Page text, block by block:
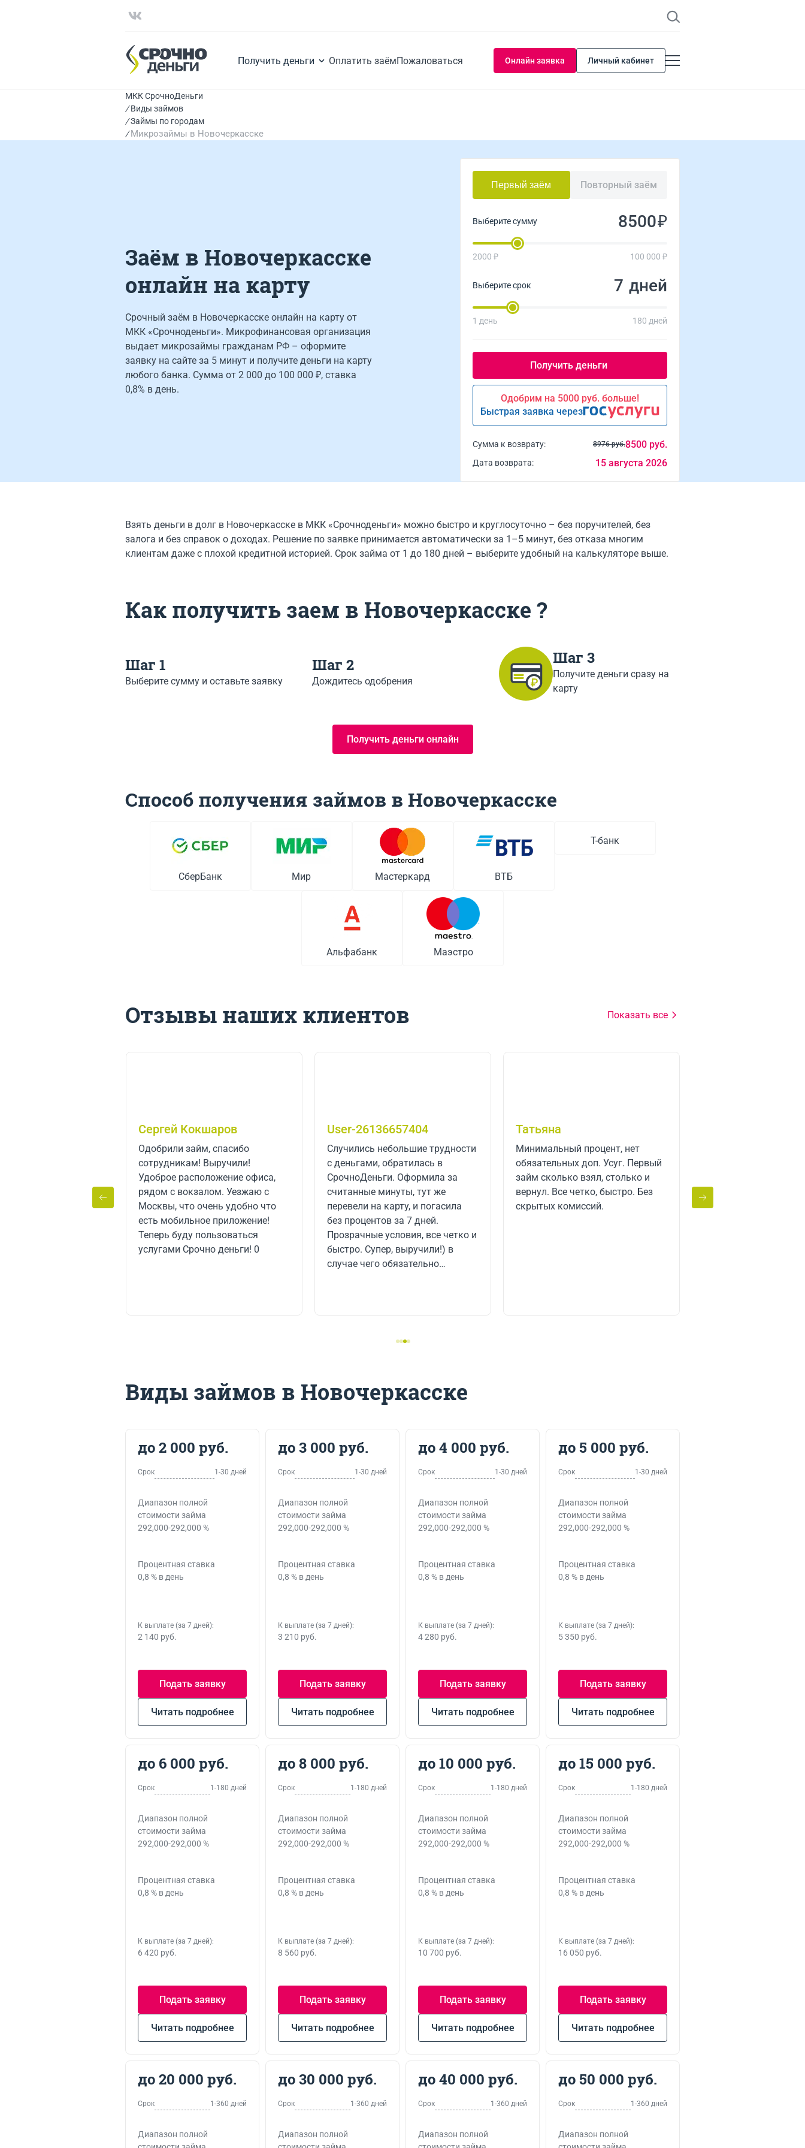
Получить деньги Оплатить заёмПожаловаться Онлайн заявка Личный кабинет
МКК СрочноДеньги
Виды займов
Займы по городам
Микрозаймы в Новочеркасске
Заём в Новочеркасске
онлайн на карту
Срочный заём в Новочеркасске онлайн на карту от
МКК «Срочноденьги». Микрофинансовая организация
выдает микрозаймы гражданам РФ – оформите
заявку на сайте за 5 минут и получите деньги на карту
любого банка. Сумма от 2 000 до 100 000 ₽, ставка
0,8% в день.
Первый заём Повторный заём
Выберите сумму ₽
2000 ₽ 100 000 ₽
Выберите срок дней
1 день 180 дней
Одобрим на 5000 руб. больше!
Быстрая заявка через
Сумма к возврату: 8500 руб.
8976 руб.
Дата возврата: 15 августа 2026
Взять деньги в долг в Новочеркасске в МКК «Срочноденьги» можно быстро и круглосуточно – без поручителей, без
залога и без справок о доходах. Решение по заявке принимается автоматически за 1–5 минут, без отказа многим
клиентам даже с плохой кредитной историей. Срок займа от 1 до 180 дней – выберите удобный на калькуляторе выше.
Как получить заем в Новочеркасске ?
Шаг 1
Выберите сумму и оставьте заявку
Шаг 2
Дождитесь одобрения
Шаг 3
Получите деньги сразу на
карту
Получить деньги онлайн
Способ получения займов в Новочеркасске
СберБанк Мир Мастеркард ВТБ
Т-банк
Альфабанк Маэстро
Отзывы наших клиентов Показать все
Сергей Кокшаров
Одобрили займ, спасибо
сотрудникам! Выручили!
Удоброе расположение офиса,
рядом с вокзалом. Уезжаю с
Москвы, что очень удобно что
есть мобильное приложение!
Теперь буду пользоваться
услугами Срочно деньги! 0
User-26136657404
Случились небольшие трудности
с деньгами, обратилась в
СрочноДеньги. Оформила за
считанные минуты, тут же
перевели на карту, и погасила
без процентов за 7 дней.
Прозрачные условия, все четко и
быстро. Супер, выручили!) в
случае чего обязательно
Татьяна
Минимальный процент, нет
обязательных доп. Усуг. Первый
займ сколько взял, столько и
вернул. Все четко, быстро. Без
скрытых комиссий.
рядом с вокзалом. Уезжаю с
Москвы, что очень
Виды займов в Новочеркасске
до 2 000 руб.
Срок 1-30 дней
Диапазон полной
стоимости займа
292,000-292,000 %
Процентная ставка
0,8 % в день
К выплате (за 7 дней):
2 140 руб.
Подать заявку
Читать подробнее
до 3 000 руб.
Срок 1-30 дней
Диапазон полной
стоимости займа
292,000-292,000 %
Процентная ставка
0,8 % в день
К выплате (за 7 дней):
3 210 руб.
Подать заявку
Читать подробнее
до 4 000 руб.
Срок 1-30 дней
Диапазон полной
стоимости займа
292,000-292,000 %
Процентная ставка
0,8 % в день
К выплате (за 7 дней):
4 280 руб.
Подать заявку
Читать подробнее
до 5 000 руб.
Срок 1-30 дней
Диапазон полной
стоимости займа
292,000-292,000 %
Процентная ставка
0,8 % в день
К выплате (за 7 дней):
5 350 руб.
Подать заявку
Читать подробнее
до 6 000 руб.
Срок 1-180 дней
Диапазон полной
стоимости займа
292,000-292,000 %
Процентная ставка
0,8 % в день
К выплате (за 7 дней):
6 420 руб.
Подать заявку
Читать подробнее
до 8 000 руб.
Срок 1-180 дней
Диапазон полной
стоимости займа
292,000-292,000 %
Процентная ставка
0,8 % в день
К выплате (за 7 дней):
8 560 руб.
Подать заявку
Читать подробнее
до 10 000 руб.
Срок 1-180 дней
Диапазон полной
стоимости займа
292,000-292,000 %
Процентная ставка
0,8 % в день
К выплате (за 7 дней):
10 700 руб.
Подать заявку
Читать подробнее
до 15 000 руб.
Срок 1-180 дней
Диапазон полной
стоимости займа
292,000-292,000 %
Процентная ставка
0,8 % в день
К выплате (за 7 дней):
16 050 руб.
Подать заявку
Читать подробнее
до 20 000 руб.
Срок 1-360 дней
Диапазон полной
до 30 000 руб.
Срок 1-360 дней
Диапазон полной
до 40 000 руб.
Срок 1-360 дней
Диапазон полной
до 50 000 руб.
Срок 1-360 дней
Диапазон полной